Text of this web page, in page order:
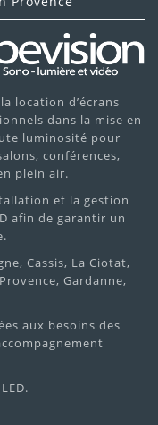
location d’écrans
dans la mise en
luminosité pour
conférences,
plein air.
et la gestion
afin de garantir un
Cassis, La Ciotat,
Gardanne,
aux besoins des